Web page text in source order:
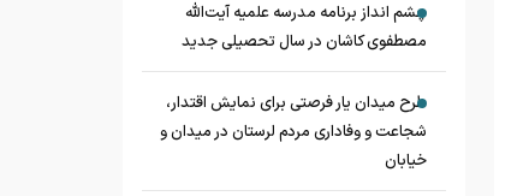
چشم‌ انداز برنامه مدرسه علمیه آیت‌الله
مصطفوی کاشان در سال تحصیلی جدید
طرح میدان یار فرصتی برای نمایش اقتدار،
شجاعت و وفاداری مردم لرستان در میدان و
خیابان